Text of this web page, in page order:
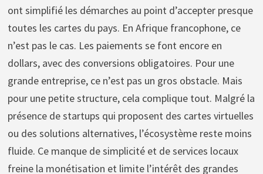
ont simplifié les démarches au point d’accepter presque
toutes les cartes du pays. En Afrique francophone, ce
n’est pas le cas. Les paiements se font encore en
dollars, avec des conversions obligatoires. Pour une
grande entreprise, ce n’est pas un gros obstacle. Mais
pour une petite structure, cela complique tout. Malgré la
présence de startups qui proposent des cartes virtuelles
ou des solutions alternatives, l’écosystème reste moins
fluide. Ce manque de simplicité et de services locaux
freine la monétisation et limite l’intérêt des grandes